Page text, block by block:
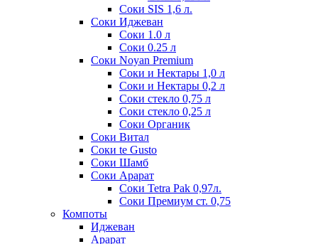
Соки SIS 1,6 л.
Соки Иджеван
Соки 1.0 л
Соки 0.25 л
Соки Noyan Premium
Соки и Нектары 1,0 л
Соки и Нектары 0,2 л
Соки стекло 0,75 л
Соки стекло 0,25 л
Соки Органик
Соки Витал
Соки te Gusto
Соки Шамб
Соки Арарат
Соки Tetra Pak 0,97л.
Соки Премиум ст. 0,75
Компоты
Иджеван
Арарат